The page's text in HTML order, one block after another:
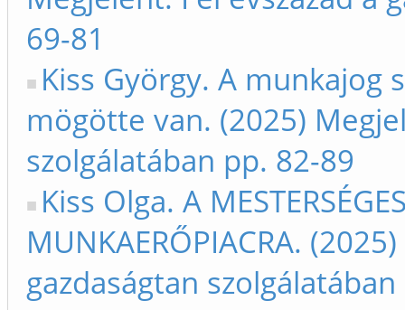
69-81
Kiss György. A munkajog
mögötte van. (2025)
szolgálatában pp. 82-89
Kiss Olga. A
MUNKAERŐPIACRA.
gazdaságtan